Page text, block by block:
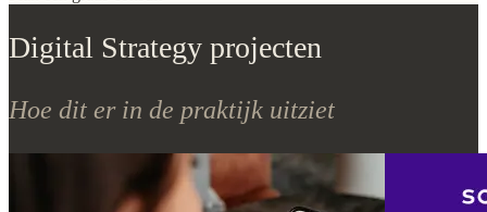
Digital Strategy projecten
Hoe dit er in de praktijk uitziet